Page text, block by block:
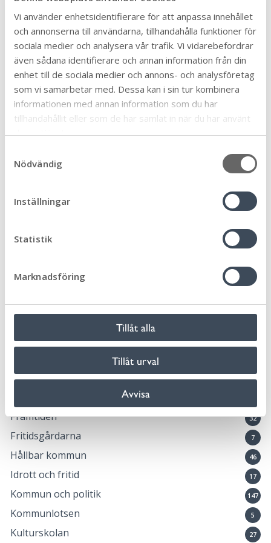
Vi använder enhetsidentifierare för att anpassa innehållet
och annonserna till användarna, tillhandahålla funktioner för
sociala medier och analysera vår trafik. Vi vidarebefordrar
även sådana identifierare och annan information från din
enhet till de sociala medier och annons- och analysföretag
som vi samarbetar med. Dessa kan i sin tur kombinera
informationen med annan information som du har
tillhandahållit eller som de har samlat in när du har använt
deras tjänster.
Nödvändig
Inställningar
Statistik
Marknadsföring
Tillåt alla
Tillåt urval
Avvisa
Emma Rydnér, Världsarvssamordnare
010-354 78 96
emma.rydner@morbylanga.se
Senast uppdaterad:2024-08-29 Publicerad:2024-08-29
Dela sidan:
dIn
bookter
ut
Arkiv
Ämne
Allmän 90
Biblioteken 12
Eketorps borg
En vecka fri från våld 1
Företag och näringsliv 57
Förskola, skola och utbildning
Framtiden 32
Fritidsgårdarna 7
Hållbar kommun 46
Idrott och fritid 17
Kommun och politik 147
Kommunlotsen 5
Kulturskolan 27